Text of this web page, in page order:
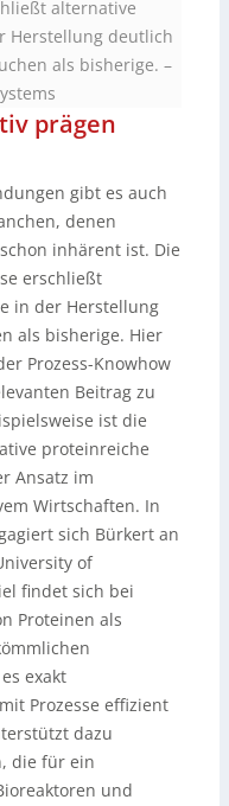
alternative
Herstellung deutlich
als bisherige. –
prägen
gibt es auch
denen
inhärent ist. Die
erschließt
in der Herstellung
als bisherige. Hier
Prozess-Knowhow
Beitrag zu
ist die
proteinreiche
Ansatz im
Wirtschaften. In
sich Bürkert an
of
findet sich bei
Proteinen als
exakt
Prozesse effizient
dazu
die für ein
und